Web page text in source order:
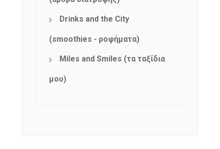
Drinks and the City
(smoothies - ροφήματα)
Miles and Smiles (τα ταξίδια
μου)